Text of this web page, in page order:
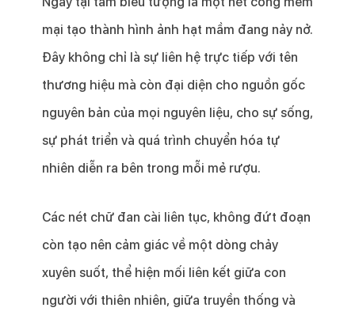
mại tạo thành hình ảnh hạt mầm đang nảy nở.
Đây không chỉ là sự liên hệ trực tiếp với tên
thương hiệu mà còn đại diện cho nguồn gốc
nguyên bản của mọi nguyên liệu, cho sự sống,
sự phát triển và quá trình chuyển hóa tự
nhiên diễn ra bên trong mỗi mẻ rượu.
Các nét chữ đan cài liên tục, không đứt đoạn
còn tạo nên cảm giác về một dòng chảy
xuyên suốt, thể hiện mối liên kết giữa con
người với thiên nhiên, giữa truyền thống và